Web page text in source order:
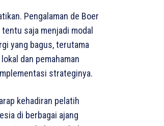
Pengalaman de Boer
saja menjadi modal
yang bagus, terutama
dan pemahaman
strateginya.
kehadiran pelatih
di berbagai ajang